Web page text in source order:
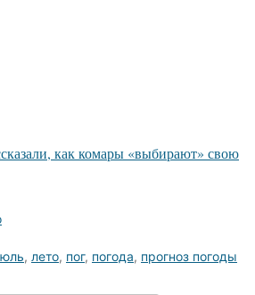
как комары «выбирают» свою
, лето, пог, погода, прогноз погоды